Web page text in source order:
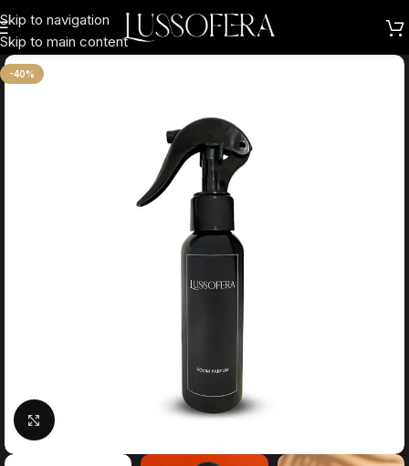
Skip to navigation
Skip to main content
-40%
Click to enlarge